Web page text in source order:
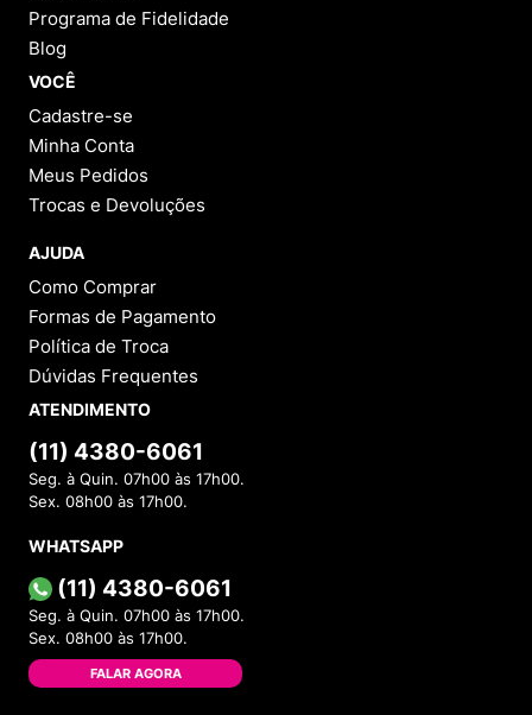
Programa de Fidelidade
Blog
VOCÊ
Cadastre-se
Minha Conta
Meus Pedidos
Trocas e Devoluções
AJUDA
Como Comprar
Formas de Pagamento
Política de Troca
Dúvidas Frequentes
ATENDIMENTO
(11) 4380-6061
Seg. à Quin. 07h00 às 17h00.
Sex. 08h00 às 17h00.
WHATSAPP
(11) 4380-6061
Seg. à Quin. 07h00 às 17h00.
Sex. 08h00 às 17h00.
FALAR AGORA